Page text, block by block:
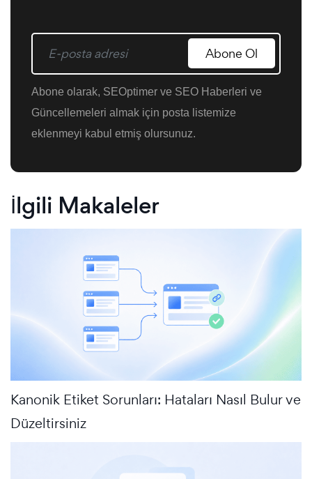
Abone Ol
Abone olarak, SEOptimer ve SEO Haberleri ve
Güncellemeleri almak için posta listemize
eklenmeyi kabul etmiş olursunuz.
İlgili Makaleler
Kanonik Etiket Sorunları: Hataları Nasıl Bulur ve
Düzeltirsiniz